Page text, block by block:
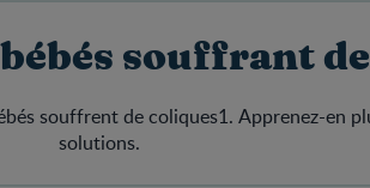
souffrant
souffrent de coliques1. Apprenez-en
solutions.